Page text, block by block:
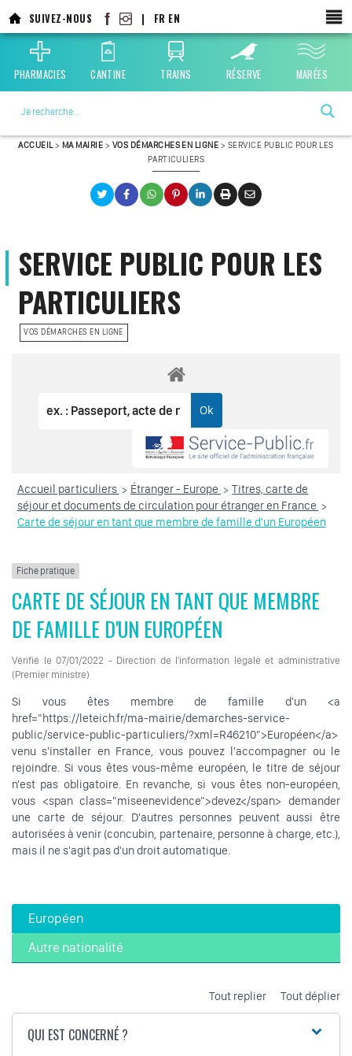
SUIVEZ-NOUS | FR EN
PHARMACIES CANTINE TRAINS RÉSERVE MARÉES
ACCUEIL> MA MAIRIE > VOS DÉMARCHES EN LIGNE > SERVICE PUBLIC POUR LES
PARTICULIERS
SERVICE PUBLIC POUR LES
PARTICULIERS
VOS DÉMARCHES EN LIGNE
Accueil particuliers > Étranger - Europe > Titres, carte de
séjour et documents de circulation pour étranger en France >
Carte de séjour en tant que membre de famille d'un Européen
Fiche pratique
CARTE DE SÉJOUR EN TANT QUE MEMBRE
DE FAMILLE D'UN EUROPÉEN
Vérifié le 07/01/2022 - Direction de l'information légale et administrative
(Premier ministre)
Si vous êtes membre de famille d'un <a
href="https://leteich.fr/ma-mairie/demarches-service-
public/service-public-particuliers/?xml=R46210">Européen</a>
venu s'installer en France, vous pouvez l'accompagner ou le
rejoindre. Si vous êtes vous-même européen, le titre de séjour
n'est pas obligatoire. En revanche, si vous êtes non-européen,
vous <span class="miseenevidence">devez</span> demander
une carte de séjour. D'autres personnes peuvent aussi être
autorisées à venir (concubin, partenaire, personne à charge, etc.),
mais il ne s'agit pas d'un droit automatique.
Européen
Autre nationalité
Tout replier Tout déplier
QUI EST CONCERNÉ ?